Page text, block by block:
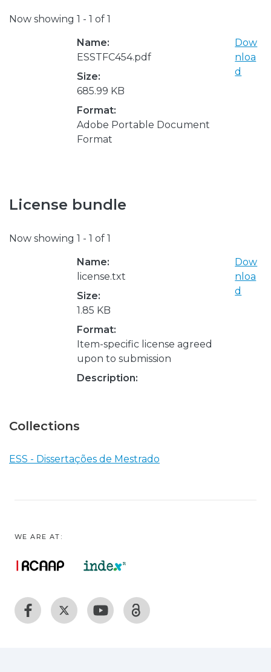
Now showing 1 - 1 of 1
Name:
ESSTFC454.pdf
Size:
685.99 KB
Format:
Adobe Portable Document
Format
Dow
nloa
d
License bundle
Now showing 1 - 1 of 1
Name:
license.txt
Size:
1.85 KB
Format:
Item-specific license agreed
upon to submission
Description:
Dow
nloa
d
Collections
ESS - Dissertações de Mestrado
WE ARE AT: